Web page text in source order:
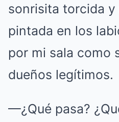
sonrisita torcida y
pintada en los
por mi sala como
dueños legítimos.
—¿Qué pasa?